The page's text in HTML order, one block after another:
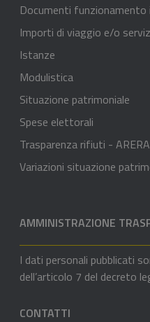
Documenti funzionamento
Importi di viaggio e/o
Istanze
Modulistica
Situazione patrimoniale
Spese elettorali
Trasparenza rifiuti - ARERA
Variazioni situazione
AMMINISTRAZIONE
I dati personali pubblicati
dell’articolo 7 del decreto
CONTATTI